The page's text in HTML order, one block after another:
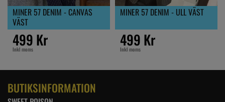
MINER 57 DENIM - CANVAS
VÄST
499 Kr
Inkl moms
MINER 57 DENIM - ULL VÄST
499 Kr
Inkl moms
BUTIKSINFORMATION